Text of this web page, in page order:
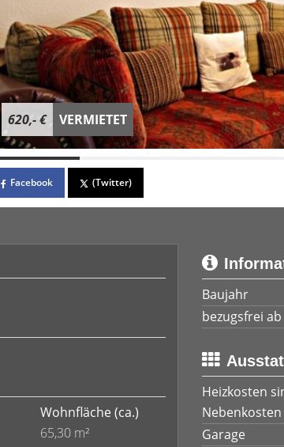
620,- € VERMIETET
Facebook (Twitter)
Wohnfläche (ca.)
65,30 m²
Baujahr
bezugsfrei ab
Heizkosten
Garage